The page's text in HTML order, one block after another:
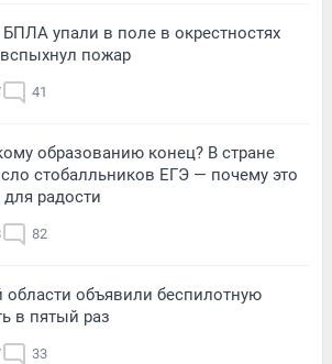
упали в поле в окрестностях
пожар
41
образованию конец? В стране
стобалльников ЕГЭ — почему это
радости
82
области объявили беспилотную
в пятый раз
33